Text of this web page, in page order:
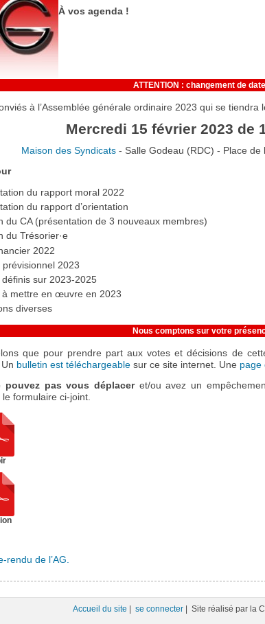
À vos agenda !
ATTENTION : changement de
à l’Assemblée générale ordinaire 2023 qui se tiendra
Mercredi 15 février 2023 de
Maison des Syndicats- Salle Godeau (RDC) - Place de
du rapport moral 2022
du rapport d’orientation
du CA (présentation de 3 nouveaux membres)
du Trésorier·e
2022
prévisionnel 2023
définis sur 2023-2025
à mettre en œuvre en 2023
diverses
Nous comptons sur votre
que pour prendre part aux votes et décisions de
. Un bulletin est téléchargeable sur ce site internet. Une page
pouvez pas vous déplaceret/ou avez un
le formulaire ci-joint.
rendu de l’AG.
Accueil du site | se connecter | Site réalisé par la